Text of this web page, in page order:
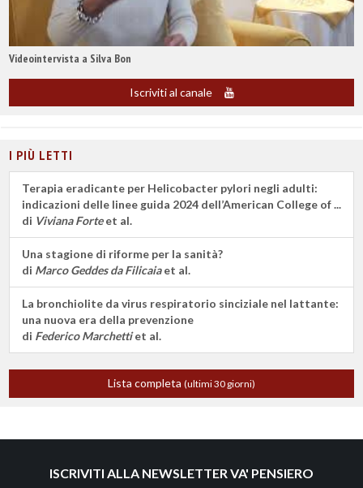
Videointervista a Silva Bon
Iscriviti al canale
I PIÙ LETTI
Terapia eradicante per Helicobacter pylori negli adulti:
indicazioni delle linee guida 2024 dell’American College of ...
di Viviana Forteet al.
Una stagione di riforme per la sanità?
di Marco Geddes da Filicaiaet al.
La bronchiolite da virus respiratorio sinciziale nel lattante:
una nuova era della prevenzione
di Federico Marchettiet al.
Lista completa (ultimi 30 giorni)
ISCRIVITI ALLA NEWSLETTER VA' PENSIERO